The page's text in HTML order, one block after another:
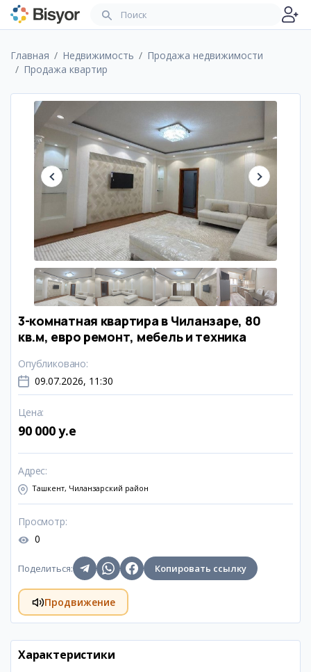
Главная Недвижимость
Продажа недвижимости
Продажа квартир
3-комнатная квартира в Чиланзаре, 80
кв.м, евро ремонт, мебель и техника
Опубликовано:
09.07.2026, 11:30
Цена:
90 000 y.e
Адрес:
Ташкент, Чиланзарский район
Просмотр:
0
Поделиться: Копировать ссылку
Продвижение
Характеристики